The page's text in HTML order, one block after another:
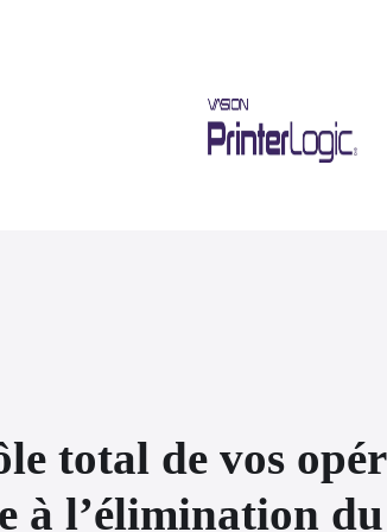
total de vos
à l’élimination du